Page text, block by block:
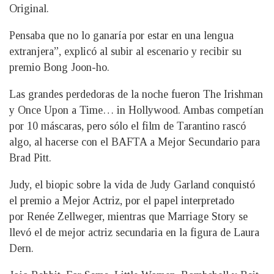
Original.
Pensaba que no lo ganaría por estar en una lengua
extranjera”, explicó al subir al escenario y recibir su
premio Bong Joon-ho.
Las grandes perdedoras de la noche fueron The Irishman
y Once Upon a Time… in Hollywood. Ambas competían
por 10 máscaras, pero sólo el film de Tarantino rascó
algo, al hacerse con el BAFTA a Mejor Secundario para
Brad Pitt.
Judy, el biopic sobre la vida de Judy Garland conquistó
el premio a Mejor Actriz, por el papel interpretado
por Renée Zellweger, mientras que Marriage Story se
llevó el de mejor actriz secundaria en la figura de Laura
Dern.